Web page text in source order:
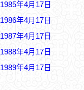
1985年4月17日
1986年4月17日
1987年4月17日
1988年4月17日
1989年4月17日